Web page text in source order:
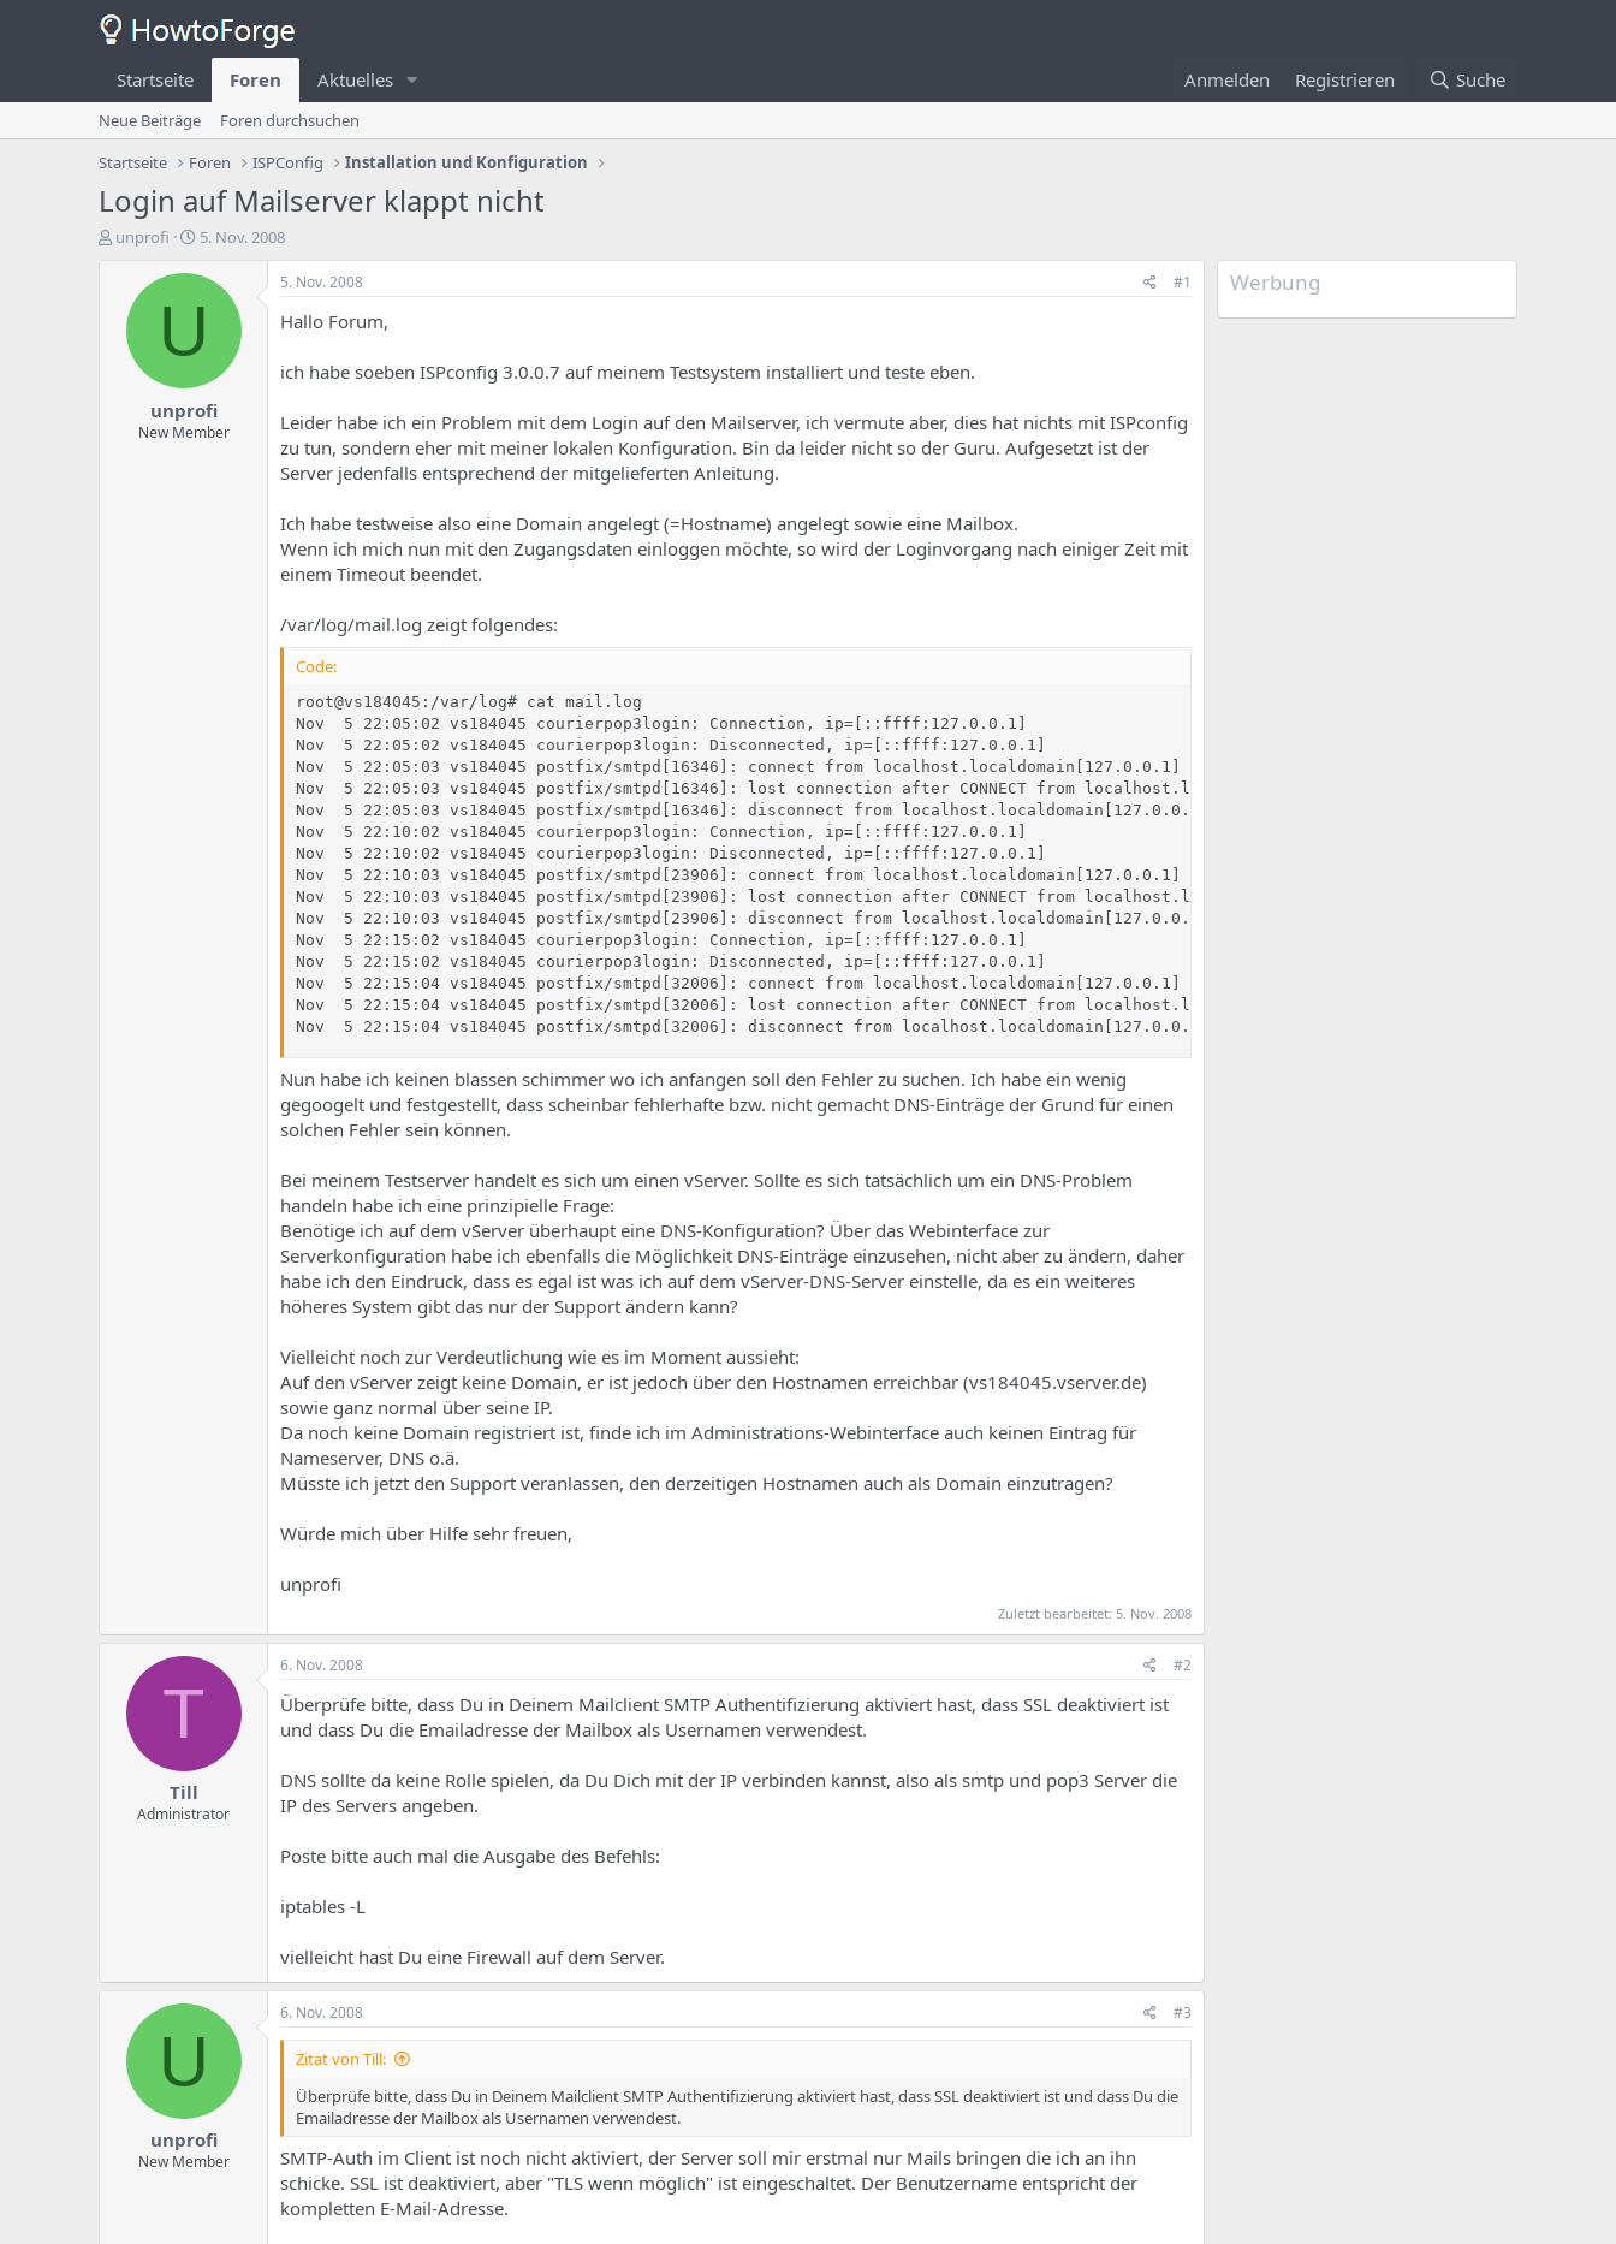
Startseite Foren Aktuelles Anmelden Registrieren Suche
Neue Beiträge
Foren durchsuchen
Startseite
Foren ISPConfig Installation und Konfiguration
Login auf Mailserver klappt nicht
E
unprofi
E
s
l
u
n
g
5. Nov. 2008
U
unprofi
New Member
5. Nov. 2008 #1
Hallo Forum,
ich habe soeben ISPconfig 3.0.0.7 auf meinem Testsystem installiert und teste eben.
Leider habe ich ein Problem mit dem Login auf den Mailserver, ich vermute aber, dies hat nichts mit ISPconfig
zu tun, sondern eher mit meiner lokalen Konfiguration. Bin da leider nicht so der Guru. Aufgesetzt ist der
Server jedenfalls entsprechend der mitgelieferten Anleitung.
Ich habe testweise also eine Domain angelegt (=Hostname) angelegt sowie eine Mailbox.
Wenn ich mich nun mit den Zugangsdaten einloggen möchte, so wird der Loginvorgang nach einiger Zeit mit
einem Timeout beendet.
/var/log/mail.log zeigt folgendes:
Code:
root@vs184045:/var/log# cat mail.log
Nov  5 22:05:02 vs184045 courierpop3login: Connection, ip=[::ffff:127.0.0.1]
Nov  5 22:05:02 vs184045 courierpop3login: Disconnected, ip=[::ffff:127.0.0.1]
Nov  5 22:05:03 vs184045 postfix/smtpd[16346]: connect from localhost.localdomain[127.0.0.1]
Nov  5 22:05:03 vs184045 postfix/smtpd[16346]: lost connection after CONNECT from localhost.localdomain[127.0.0.1]
Nov  5 22:05:03 vs184045 postfix/smtpd[16346]: disconnect from localhost.localdomain[127.0.0.1]
Nov  5 22:10:02 vs184045 courierpop3login: Connection, ip=[::ffff:127.0.0.1]
Nov  5 22:10:02 vs184045 courierpop3login: Disconnected, ip=[::ffff:127.0.0.1]
Nov  5 22:10:03 vs184045 postfix/smtpd[23906]: connect from localhost.localdomain[127.0.0.1]
Nov  5 22:10:03 vs184045 postfix/smtpd[23906]: lost connection after CONNECT from localhost.localdomain[127.0.0.1]
Nov  5 22:10:03 vs184045 postfix/smtpd[23906]: disconnect from localhost.localdomain[127.0.0.1]
Nov  5 22:15:02 vs184045 courierpop3login: Connection, ip=[::ffff:127.0.0.1]
Nov  5 22:15:02 vs184045 courierpop3login: Disconnected, ip=[::ffff:127.0.0.1]
Nov  5 22:15:04 vs184045 postfix/smtpd[32006]: connect from localhost.localdomain[127.0.0.1]
Nov  5 22:15:04 vs184045 postfix/smtpd[32006]: lost connection after CONNECT from localhost.localdomain[127.0.0.1]
Nov  5 22:15:04 vs184045 postfix/smtpd[32006]: disconnect from localhost.localdomain[127.0.0.1]
Nun habe ich keinen blassen schimmer wo ich anfangen soll den Fehler zu suchen. Ich habe ein wenig
gegoogelt und festgestellt, dass scheinbar fehlerhafte bzw. nicht gemacht DNS-Einträge der Grund für einen
solchen Fehler sein können.
Bei meinem Testserver handelt es sich um einen vServer. Sollte es sich tatsächlich um ein DNS-Problem
handeln habe ich eine prinzipielle Frage:
Benötige ich auf dem vServer überhaupt eine DNS-Konfiguration? Über das Webinterface zur
Serverkonfiguration habe ich ebenfalls die Möglichkeit DNS-Einträge einzusehen, nicht aber zu ändern, daher
habe ich den Eindruck, dass es egal ist was ich auf dem vServer-DNS-Server einstelle, da es ein weiteres
höheres System gibt das nur der Support ändern kann?
Vielleicht noch zur Verdeutlichung wie es im Moment aussieht:
Auf den vServer zeigt keine Domain, er ist jedoch über den Hostnamen erreichbar (vs184045.vserver.de)
sowie ganz normal über seine IP.
Da noch keine Domain registriert ist, finde ich im Administrations-Webinterface auch keinen Eintrag für
Nameserver, DNS o.ä.
Müsste ich jetzt den Support veranlassen, den derzeitigen Hostnamen auch als Domain einzutragen?
Würde mich über Hilfe sehr freuen,
unprofi
Zuletzt bearbeitet: 5. Nov. 2008
T
Till
Administrator
6. Nov. 2008 #2
Überprüfe bitte, dass Du in Deinem Mailclient SMTP Authentifizierung aktiviert hast, dass SSL deaktiviert ist
und dass Du die Emailadresse der Mailbox als Usernamen verwendest.
DNS sollte da keine Rolle spielen, da Du Dich mit der IP verbinden kannst, also als smtp und pop3 Server die
IP des Servers angeben.
Poste bitte auch mal die Ausgabe des Befehls:
iptables -L
vielleicht hast Du eine Firewall auf dem Server.
U
unprofi
New Member
6. Nov. 2008 #3
Zitat von Till:
Überprüfe bitte, dass Du in Deinem Mailclient SMTP Authentifizierung aktiviert hast, dass SSL deaktiviert ist und dass Du die
Emailadresse der Mailbox als Usernamen verwendest.
SMTP-Auth im Client ist noch nicht aktiviert, der Server soll mir erstmal nur Mails bringen die ich an ihn
schicke. SSL ist deaktiviert, aber "TLS wenn möglich" ist eingeschaltet. Der Benutzername entspricht der
kompletten E-Mail-Adresse.
Werbung